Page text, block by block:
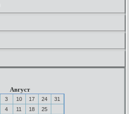
Август
3 10 17 24
31
4 11 18
25